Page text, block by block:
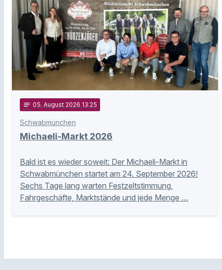
notes 05. August 2026 13:25
Schwabmünchen
Michaeli-Markt 2026
Bald ist es wieder soweit: Der Michaeli-Markt in
Schwabmünchen startet am 24. September 2026!
Sechs Tage lang warten Festzeltstimmung,
Fahrgeschäfte, Marktstände und jede Menge …